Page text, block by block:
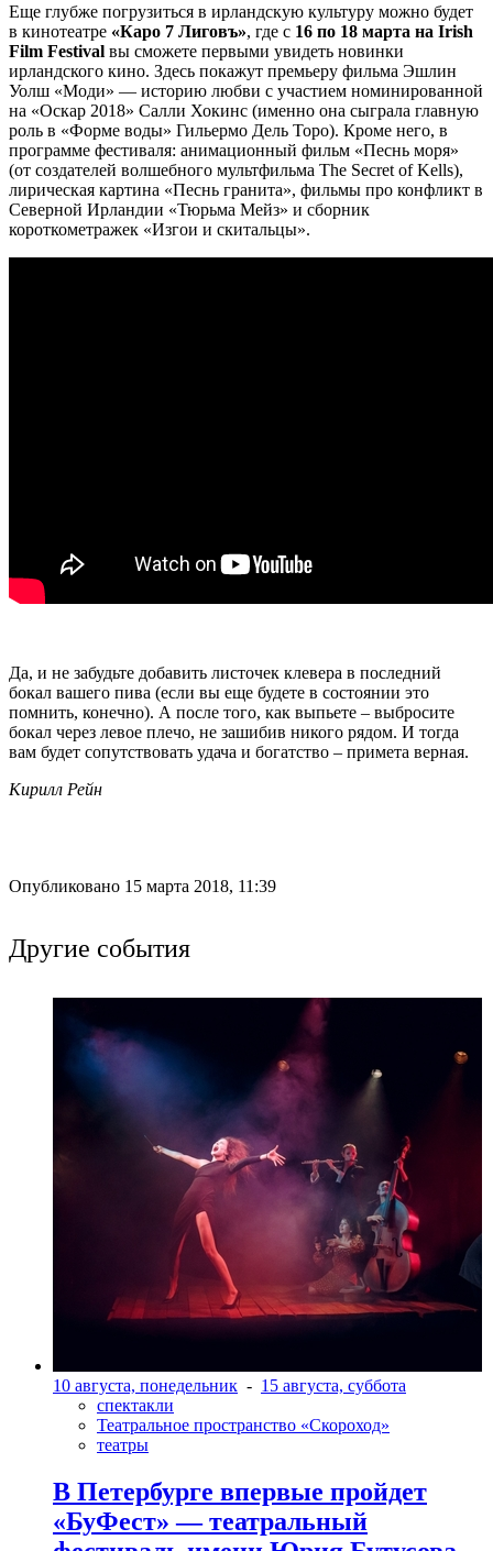
Еще глубже погрузиться в ирландскую культуру можно будет
в кинотеатре «Каро 7 Лиговъ», где с 16 по 18 марта на Irish
Film Festival вы сможете первыми увидеть новинки
ирландского кино. Здесь покажут премьеру фильма Эшлин
Уолш «Моди» — историю любви с участием номинированной
на «Оскар 2018» Салли Хокинс (именно она сыграла главную
роль в «Форме воды» Гильермо Дель Торо). Кроме него, в
программе фестиваля: анимационный фильм «Песнь моря»
(от создателей волшебного мультфильма The Secret of Kells),
лирическая картина «Песнь гранита», фильмы про конфликт в
Северной Ирландии «Тюрьма Мейз» и сборник
короткометражек «Изгои и скитальцы».
Да, и не забудьте добавить листочек клевера в последний
бокал вашего пива (если вы еще будете в состоянии это
помнить, конечно). А после того, как выпьете – выбросите
бокал через левое плечо, не зашибив никого рядом. И тогда
вам будет сопутствовать удача и богатство – примета верная.
Кирилл Рейн
Опубликовано 15 марта 2018, 11:39
Другие события
10 августа, понедельник - 15 августа, суббота
спектакли
Театральное пространство «Скороход»
театры
В Петербурге впервые пройдет
«БуФест» — театральный